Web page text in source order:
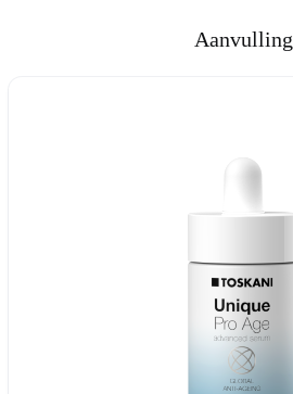
Aanvulling